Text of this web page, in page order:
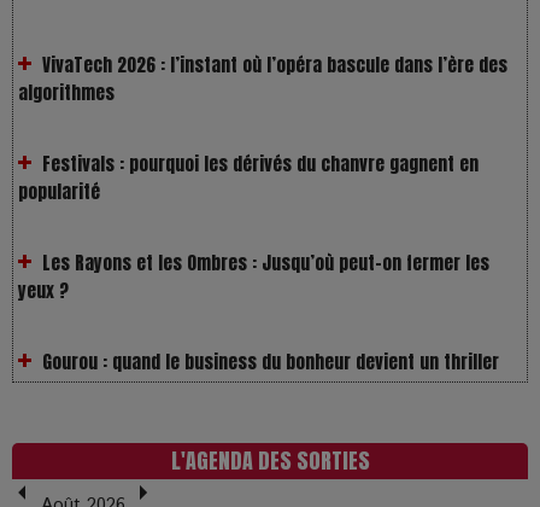
LOL 2.0 : aimer, grandir et se comprendre à l’ère des
L’Affaire Bojarski : entre faux billets et vraie tragédie
L'AGENDA DES SORTIES